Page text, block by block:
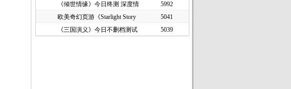
《倾世情缘》今日终测 深度情
5992
欧美奇幻页游《Starlight Story
5041
《三国演义》今日不删档测试
5039